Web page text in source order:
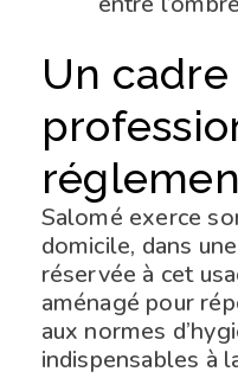
Un cadre
Salomé exerce
domicile, dans
réservée à cet
aménagé pour
aux normes
indispensables à